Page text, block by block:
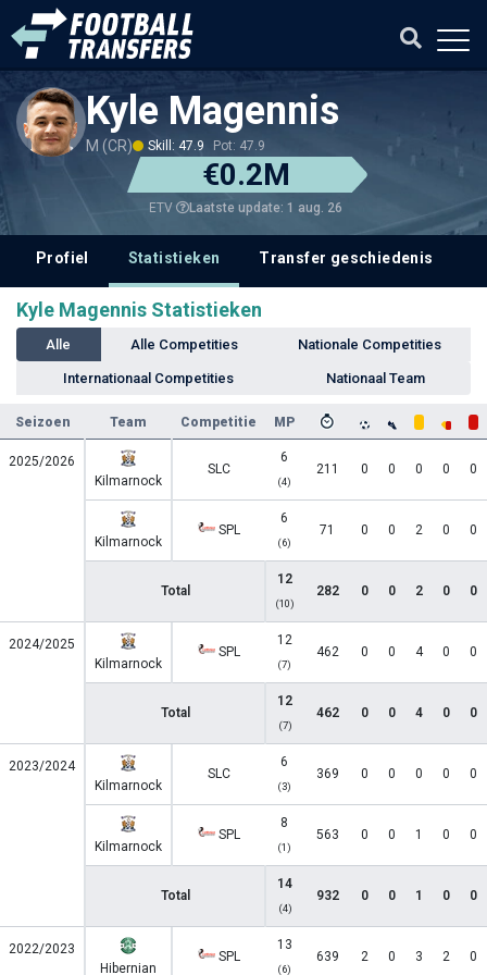
Kyle Magennis
M (CR) Skill: 47.9 Pot: 47.9
€0.2M
ETV Laatste update: 1 aug. 26
Profiel Statistieken Transfer geschiedenis
Kyle Magennis Statistieken
Alle Alle Competities Nationale Competities
Internationaal Competities Nationaal Team
Seizoen Team Competitie MP
2025/2026
Kilmarnock
SLC
6
(4)
211 0 0 0 0 0
Kilmarnock
SPL
6
(6)
71 0 0 2 0 0
Total
12
(10)
282 0 0 2 0 0
2024/2025
Kilmarnock
SPL
12
(7)
462 0 0 4 0 0
Total
12
(7)
462 0 0 4 0 0
2023/2024
Kilmarnock
SLC
6
(3)
369 0 0 0 0 0
Kilmarnock
SPL
8
(1)
563 0 0 1 0 0
Total
14
(4)
932 0 0 1 0 0
2022/2023
Hibernian
SPL
13
(6)
639 2 0 3 2 0